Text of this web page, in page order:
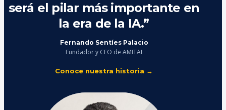
será el pilar más importante en
la era de la IA.”
Fernando Sentíes Palacio
Fundador y CEO de AMITAI
Conoce nuestra historia →